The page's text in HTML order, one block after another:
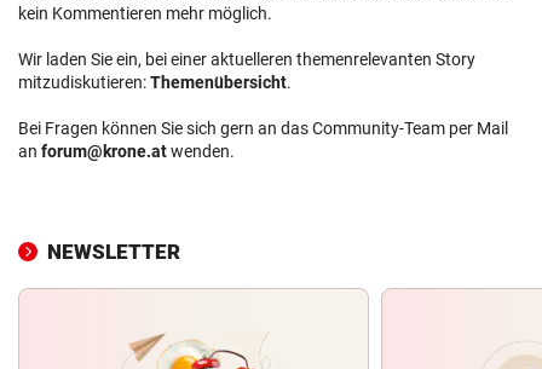
kein Kommentieren mehr möglich.
Wir laden Sie ein, bei einer aktuelleren themenrelevanten Story
mitzudiskutieren:Themenübersicht.
Bei Fragen können Sie sich gern an das Community-Team per Mail
an forum@krone.atwenden.
NEWSLETTER